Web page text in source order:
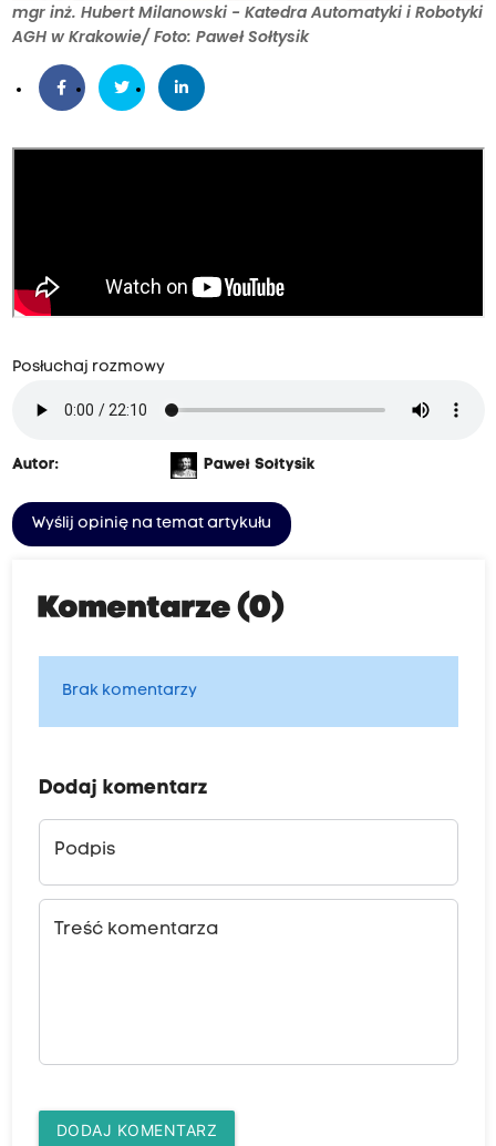
mgr inż. Hubert Milanowski - Katedra Automatyki i Robotyki
AGH w Krakowie/ Foto: Paweł Sołtysik
Posłuchaj rozmowy
Autor: Paweł Sołtysik
Wyślij opinię na temat artykułu
Komentarze (0)
Brak komentarzy
Dodaj komentarz
Podpis
Treść komentarza
DODAJ KOMENTARZ